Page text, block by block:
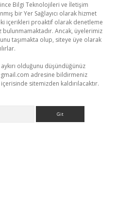
Bilgi Teknolojileri ve İletişim
bir Yer Sağlayıcı olarak hizmet
içerikleri proaktif olarak denetleme
Ancak, üyelerimiz
taşımakta olup, siteye üye olarak
olduğunu düşündüğünüz
adresine bildirmeniz
sitemizden kaldırılacaktır.